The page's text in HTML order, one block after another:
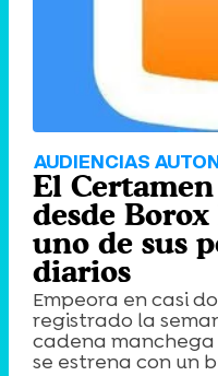
AUDIENCIAS
El
desde
uno de sus
diarios
Empeora en casi
registrado la
cadena manchega
se estrena con un